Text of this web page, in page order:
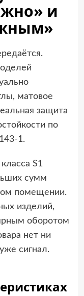
и
матовое
защита
по
1.
S1
сумм
помещении.
изделий,
оборотом
нет ни
сигнал.